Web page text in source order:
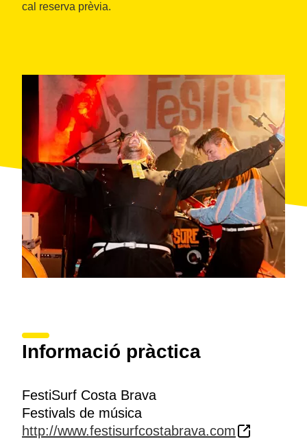
cal reserva prèvia.
Informació pràctica
FestiSurf Costa Brava
Festivals de música
http://www.festisurfcostabrava.com